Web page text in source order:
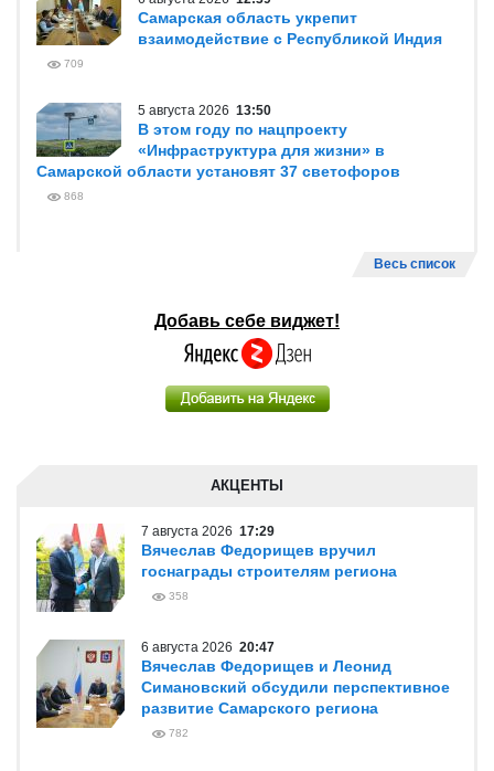
Самарская область укрепит
взаимодействие с Республикой Индия
709
5 августа 2026 13:50
В этом году по нацпроекту
«Инфраструктура для жизни» в
Самарской области установят 37 светофоров
868
Весь список
Добавь себе виджет!
АКЦЕНТЫ
7 августа 2026 17:29
Вячеслав Федорищев вручил
госнаграды строителям региона
358
6 августа 2026 20:47
Вячеслав Федорищев и Леонид
Симановский обсудили перспективное
развитие Самарского региона
782